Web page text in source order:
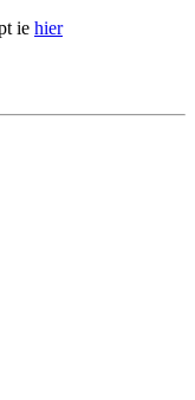
ie hier